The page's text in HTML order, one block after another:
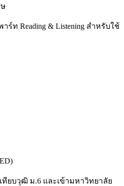
ร์ท Reading & Listening สำหรับใช้
ทียบวุฒิ ม.6 และเข้ามหาวิทยาลัย